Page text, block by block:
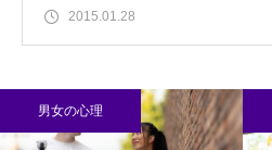
2015.01.28
男女の心理